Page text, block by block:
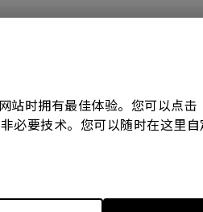
站时拥有最佳体验。您可以点
要技术。您可以随时在这里自